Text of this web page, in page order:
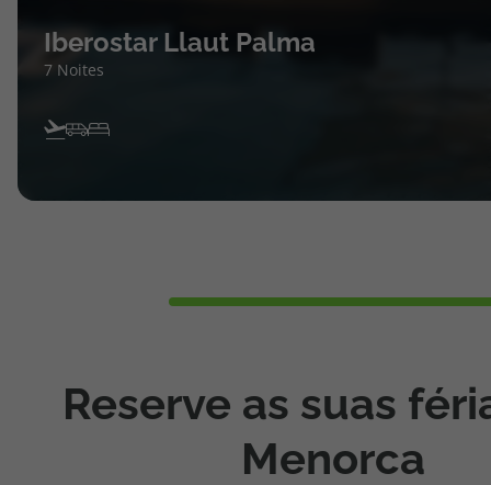
Iberostar Llaut Palma
7 Noites
Reserve as suas
Menorca